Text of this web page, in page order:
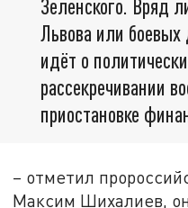
Зеленского. Вряд
Львова или боевых
идёт о
рассекречивании
приостановке
– отметил
Максим Шихалиев,